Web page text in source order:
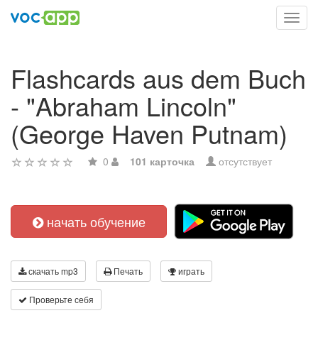
Flashcards aus dem Buch
- "Abraham Lincoln"
(George Haven Putnam)
0 101 карточка отсутствует
начать обучение
скачать mp3 Печать играть
Проверьте себя